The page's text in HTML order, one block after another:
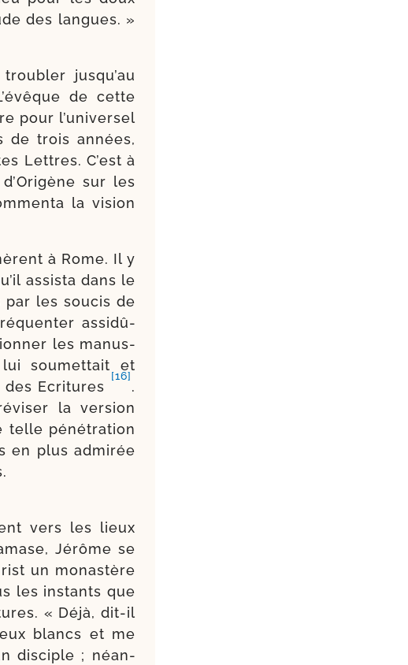
des langues. »
jusqu’au
de cette
pour l’universel
de trois années,
Lettres. C’est à
sur les
la vision
à Rome. Il y
assis­ta dans le
par les sou­cis de
assi­dû­
les manus­
sou­met­tait et
Ecritures
[16]
.
la ver­sion
telle péné­tra­tion
en plus admi­rée
vers les lieux
Jérôme se
un monas­tère
les ins­tants que
« Déjà, dit-​il
blancs et me
dis­ciple ; néan­